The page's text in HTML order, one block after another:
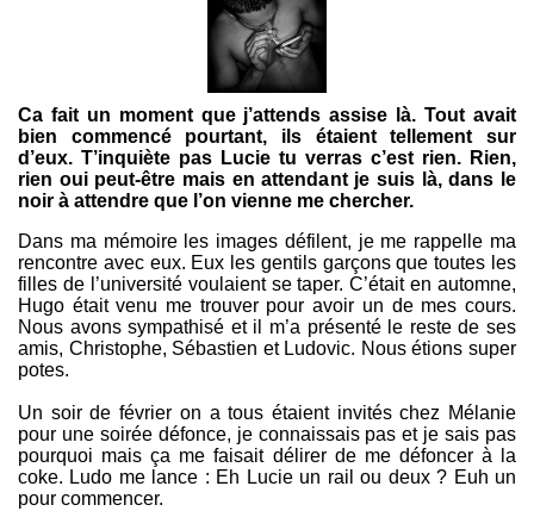
Ca fait un moment que j’attends assise là. Tout avait
bien commencé pourtant, ils étaient tellement sur
d’eux. T’inquiète pas Lucie tu verras c’est rien. Rien,
rien oui peut-être mais en attendant je suis là, dans le
noir à attendre que l’on vienne me chercher.
Dans ma mémoire les images défilent, je me rappelle ma
rencontre avec eux. Eux les gentils garçons que toutes les
filles de l’université voulaient se taper. C’était en automne,
Hugo était venu me trouver pour avoir un de mes cours.
Nous avons sympathisé et il m’a présenté le reste de ses
amis, Christophe, Sébastien et Ludovic. Nous étions super
potes.
Un soir de février on a tous étaient invités chez Mélanie
pour une soirée défonce, je connaissais pas et je sais pas
pourquoi mais ça me faisait délirer de me défoncer à la
coke. Ludo me lance : Eh Lucie un rail ou deux ? Euh un
pour commencer.